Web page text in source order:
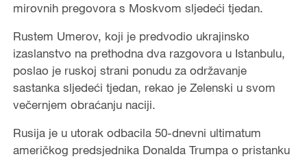
mirovnih pregovora s Moskvom sljedeći tjedan.
Rustem Umerov, koji je predvodio ukrajinsko
izaslanstvo na prethodna dva razgovora u Istanbulu,
poslao je ruskoj strani ponudu za održavanje
sastanka sljedeći tjedan, rekao je Zelenski u svom
večernjem obraćanju naciji.
Rusija je u utorak odbacila 50-dnevni ultimatum
američkog predsjednika Donalda Trumpa o pristanku